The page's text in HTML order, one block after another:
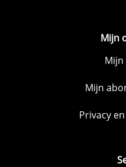
Mijn
Mijn
Privacy